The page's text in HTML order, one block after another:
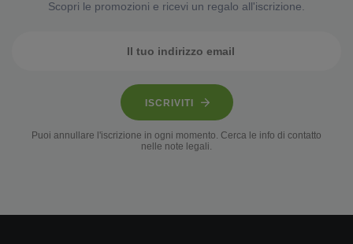
Scopri le promozioni e ricevi un regalo all'iscrizione.
ISCRIVITI
Puoi annullare l'iscrizione in ogni momento. Cerca le info di contatto
nelle note legali.